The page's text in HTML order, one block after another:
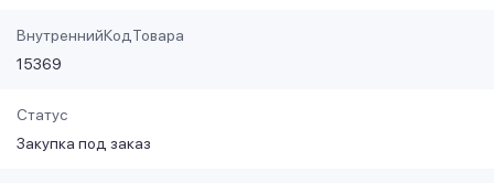
ВнутреннийКодТовара
15369
Статус
Закупка под заказ